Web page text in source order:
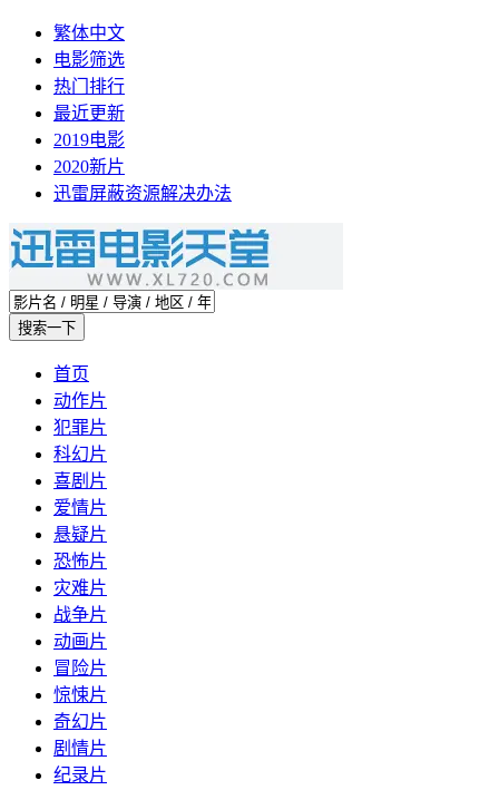
繁体中文
电影筛选
热门排行
最近更新
2019电影
2020新片
迅雷屏蔽资源解决办法
首页
动作片
犯罪片
科幻片
喜剧片
爱情片
悬疑片
恐怖片
灾难片
战争片
动画片
冒险片
惊悚片
奇幻片
剧情片
纪录片